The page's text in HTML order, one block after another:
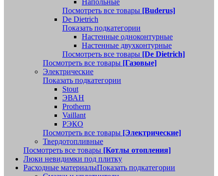
Напольные
Посмотреть все товары [Buderus]
De Dietrich
Показать подкатегории
Настенные одноконтурные
Настенные двухконтурные
Посмотреть все товары [De Dietrich]
Посмотреть все товары [Газовые]
Электрические
Показать подкатегории
Stout
ЭВАН
Protherm
Vaillant
РЭКО
Посмотреть все товары [Электрические]
Твердотопливные
Посмотреть все товары [Котлы отопления]
Люки невидимки под плитку
Расходные материалыПоказать подкатегории